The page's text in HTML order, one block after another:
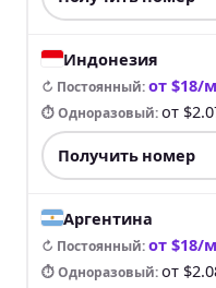
Индонезия
↻ Постоянный:от $18/
⏱ Одноразовый:от
Получить номер
Аргентина
↻ Постоянный:от $18/
⏱ Одноразовый:от